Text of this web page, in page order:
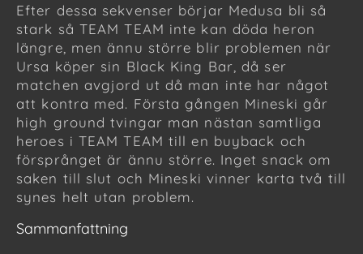
Efter dessa sekvenser börjar Medusa bli så
stark så TEAM TEAM inte kan döda heron
längre, men ännu större blir problemen när
Ursa köper sin Black King Bar, då ser
matchen avgjord ut då man inte har något
att kontra med. Första gången Mineski går
high ground tvingar man nästan samtliga
heroes i TEAM TEAM till en buyback och
försprånget är ännu större. Inget snack om
saken till slut och Mineski vinner karta två till
synes helt utan problem.
Sammanfattning